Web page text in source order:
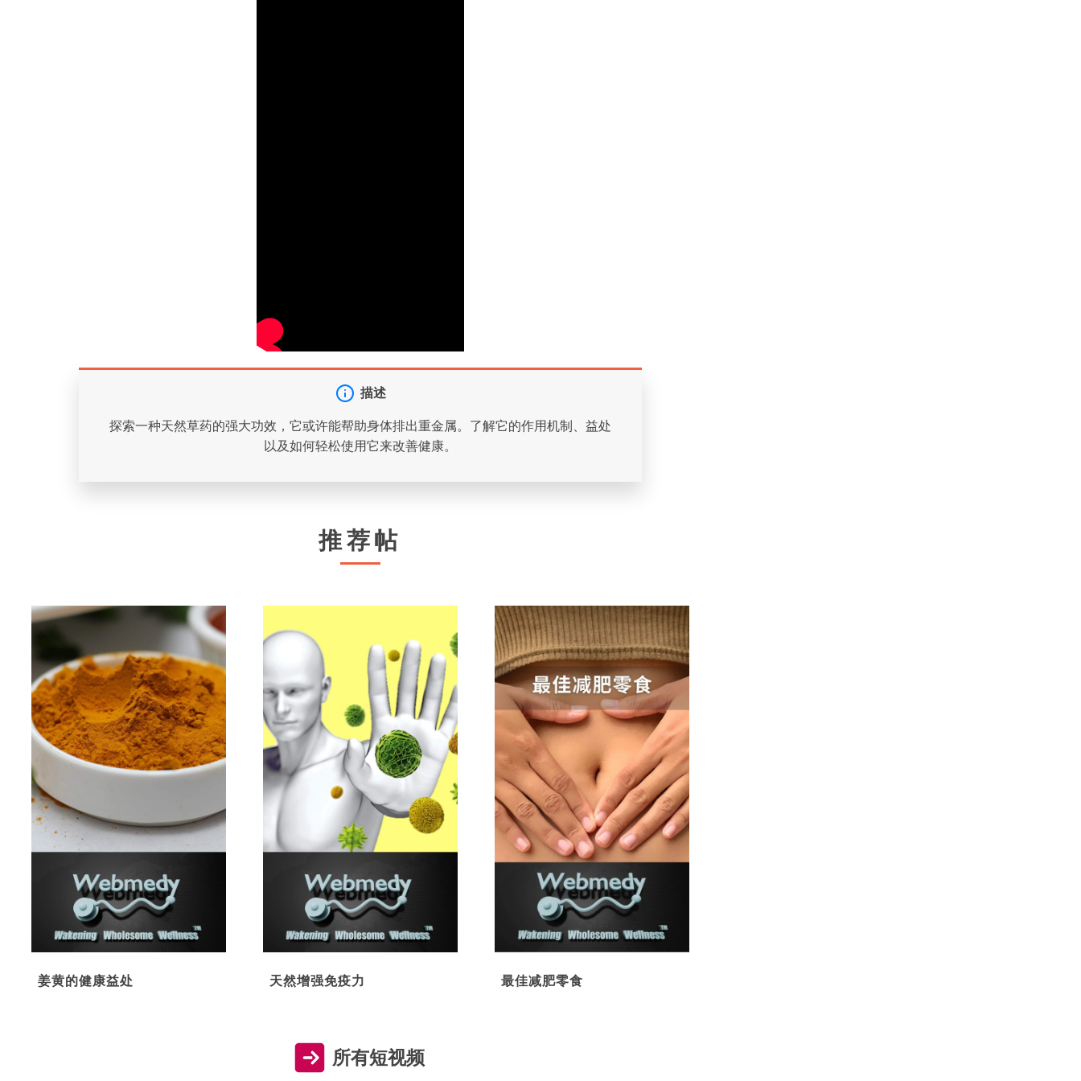
描述
探索一种天然草药的强大功效，它或许能帮助身体排出重金属。了解它的作用机制、益处
以及如何轻松使用它来改善健康。
推荐帖
姜黄的健康益处 天然增强免疫力 最佳减肥零食
所有短视频